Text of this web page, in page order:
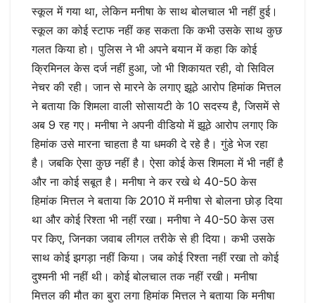
स्कूल में गया था, लेकिन मनीषा के साथ बोलचाल भी नहीं हुई।
स्कूल का कोई स्टाफ नहीं कह सकता कि कभी उसके साथ कुछ
गलत किया हो। पुलिस ने भी अपने बयान में कहा कि कोई
क्रिमिनल केस दर्ज नहीं हुआ, जो भी शिकायत रही, वो सिविल
नेचर की रही। जान से मारने के लगाए झूठे आरोप हिमांक मित्तल
ने बताया कि शिमला वाली सोसायटी के 10 सदस्य है, जिसमें से
अब 9 रह गए। मनीषा ने अपनी वीडियो में झूठे आरोप लगाए कि
हिमांक उसे मारना चाहता है या धमकी दे रहे है। गुंडे भेज रहा
है। जबकि ऐसा कुछ नहीं है। ऐसा कोई केस शिमला में भी नहीं है
और ना कोई सबूत है। मनीषा ने कर रखे थे 40-50 केस
हिमांक मित्तल ने बताया कि 2010 में मनीषा से बोलना छोड़ दिया
था और कोई रिश्ता भी नहीं रखा। मनीषा ने 40-50 केस उस
पर किए, जिनका जवाब लीगल तरीके से ही दिया। कभी उसके
साथ कोई झगड़ा नहीं किया। जब कोई रिश्ता नहीं रखा तो कोई
दुश्मनी भी नहीं थी। कोई बोलचाल तक नहीं रखी। मनीषा
मित्तल की मौत का बुरा लगा हिमांक मित्तल ने बताया कि मनीषा